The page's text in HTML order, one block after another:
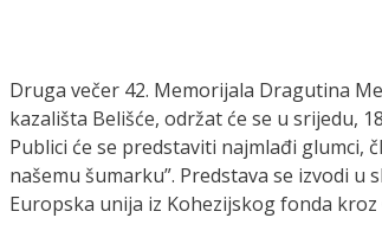
Druga večer 42. Memorijala Dragutina
kazališta Belišće, održat će se u srijedu,
Publici će se predstaviti najmlađi glumci,
našemu šumarku”. Predstava se izvodi u
Europska unija iz Kohezijskog fonda